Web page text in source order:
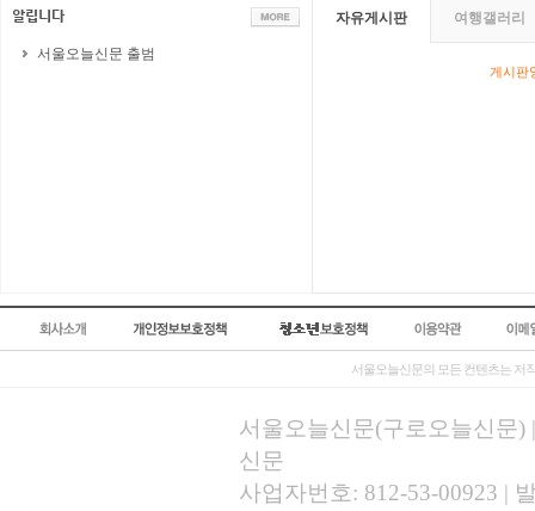
서울오늘신문 출범
자유게시판 여행갤러리
게시판
서울오늘신문의 모든 컨텐츠는 저
서울오늘신문(구로오늘신문)
신문
사업자번호: 812-53-00923 |